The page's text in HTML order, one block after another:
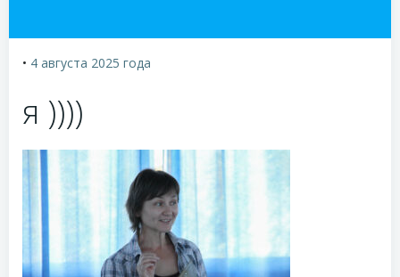
• 4 августа 2025 года
я ))))